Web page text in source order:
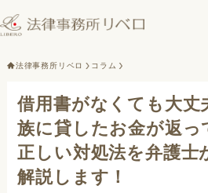
法律事務所リベロ コラム
借用書がなくても大
族に貸したお金が返っ
正しい対処法を弁護士
解説します！